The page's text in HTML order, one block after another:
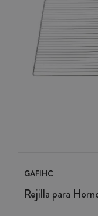
GAFIHC
Rejilla para